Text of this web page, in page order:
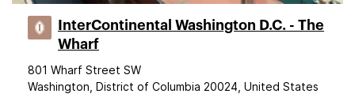
InterContinental Washington D.C. - The
Wharf
801 Wharf Street SW
Washington, District of Columbia 20024, United States